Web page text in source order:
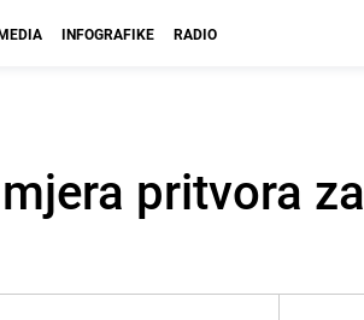
INFOGRAFIKE RADIO
pritvora za